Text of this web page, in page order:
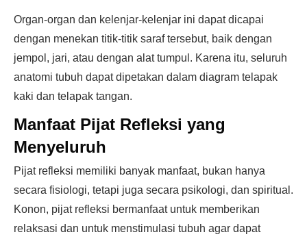
Organ-organ dan kelenjar-kelenjar ini dapat dicapai
dengan menekan titik-titik saraf tersebut, baik dengan
jempol, jari, atau dengan alat tumpul. Karena itu, seluruh
anatomi tubuh dapat dipetakan dalam diagram telapak
kaki dan telapak tangan.
Manfaat Pijat Refleksi yang
Menyeluruh
Pijat refleksi memiliki banyak manfaat, bukan hanya
secara fisiologi, tetapi juga secara psikologi, dan spiritual.
Konon, pijat refleksi bermanfaat untuk memberikan
relaksasi dan untuk menstimulasi tubuh agar dapat